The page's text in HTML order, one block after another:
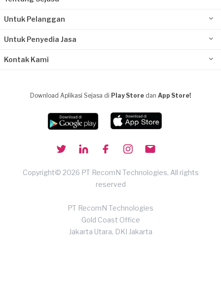
Untuk Pelanggan
Untuk Penyedia Jasa
Kontak Kami
Download Aplikasi Sejasa di Play Store dan App Store!
Copyright© 2026 PT RecomN Technologies, All rights
reserved
PT RecomN Technologies
Gold Coast Office
Jakarta Utara, DKI Jakarta